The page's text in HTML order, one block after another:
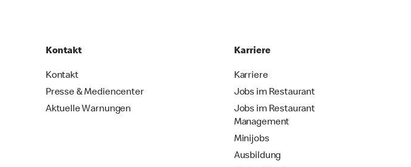
Kontakt
Kontakt
Presse & Mediencenter
Aktuelle Warnungen
Karriere
Karriere
Jobs im Restaurant
Jobs im Restaurant
Management
Minijobs
Ausbildung